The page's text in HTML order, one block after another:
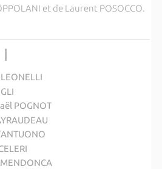
et de Laurent POSOCCO.
POGNOT